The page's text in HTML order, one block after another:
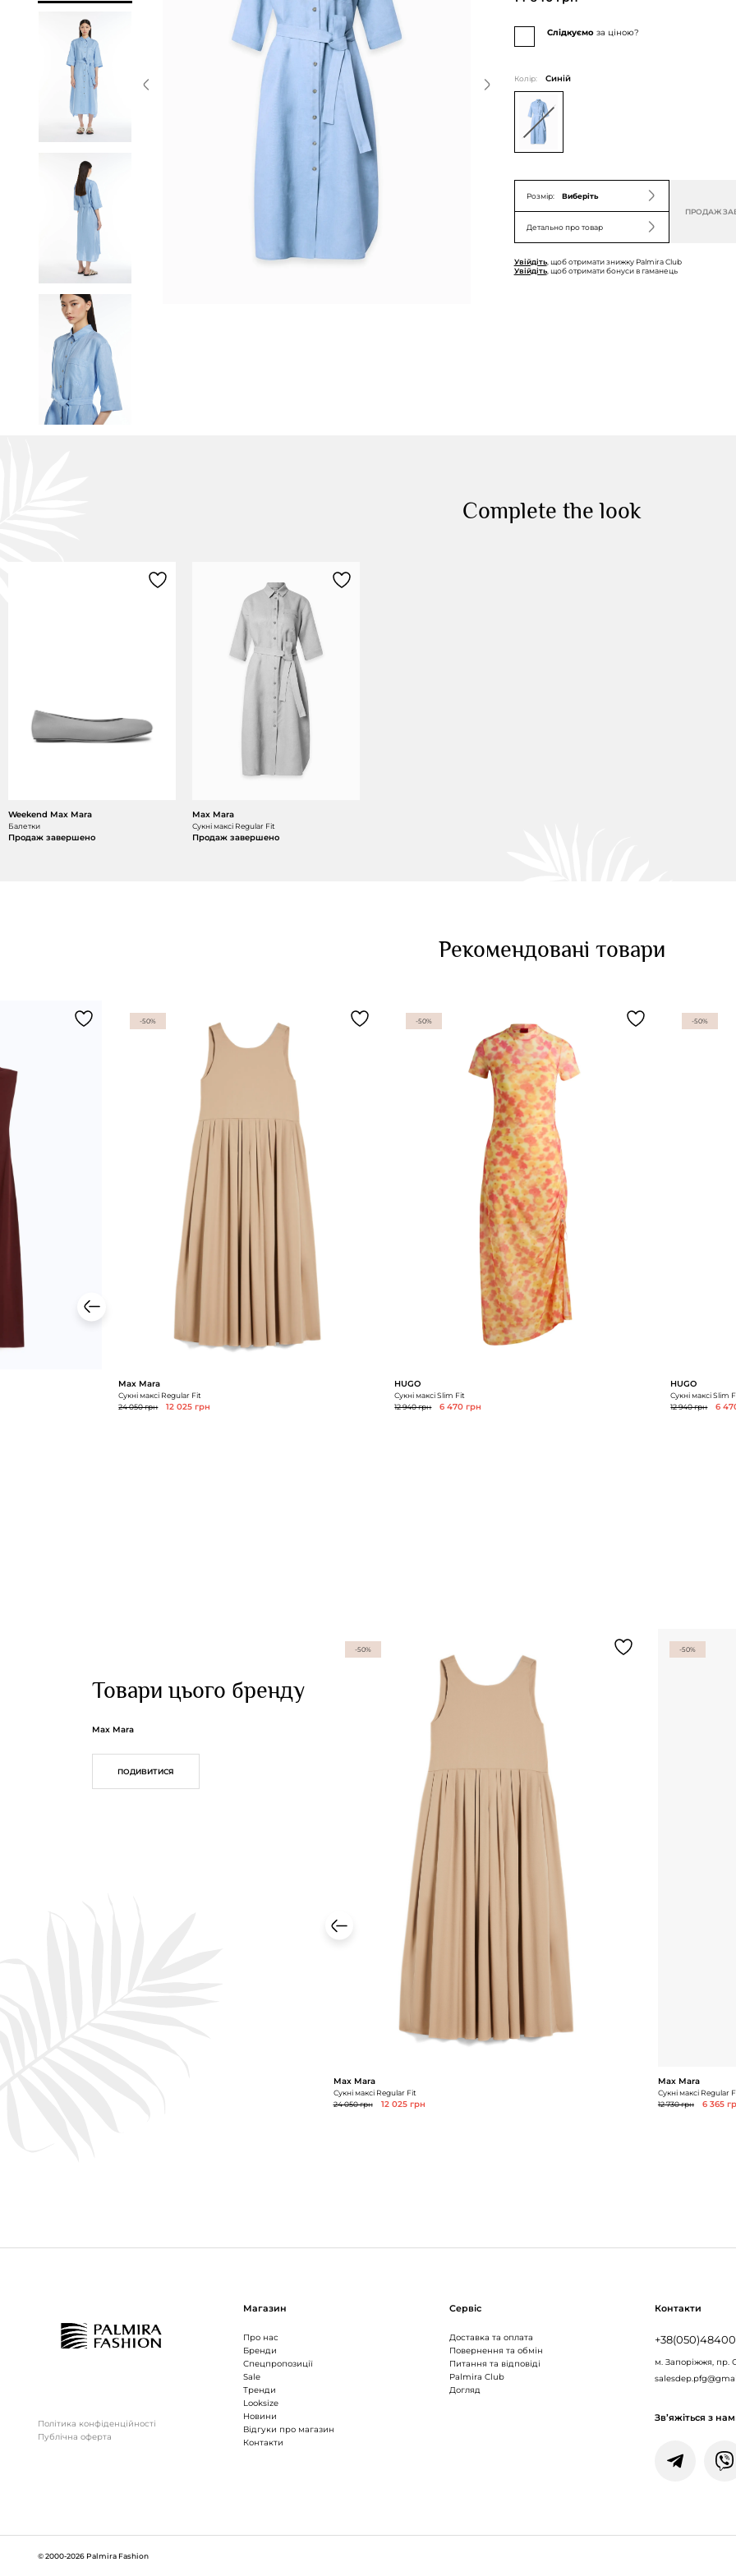
Слідкуємоза ціною?
Колір: Синій
Розмір: Виберіть
Детально про товар
ПРОДАЖ
Увійдіть, щоб отримати знижку Palmira Club
Увійдіть, щоб отримати бонуси в гаманець
Complete the look
Weekend Max Mara
Балетки
Продаж завершено
Max Mara
Сукні максі Regular Fit
Продаж завершено
Рекомендовані товари
-50%
Max Mara
Сукні максі Regular Fit
24 050 грн
12 025 грн
-50%
HUGO
Сукні максі Slim Fit
12 940 грн
6 470 грн
-50%
HUGO
Сукні максі Slim
12 940 грн
6
Товари цього бренду
Max Mara
ПОДИВИТИСЯ
-50%
Max Mara
Сукні максі Regular Fit
24 050 грн
12 025 грн
-50%
Max Mara
Сукні максі Regular
12 730 грн
6 365
Політика конфіденційності
Публічна оферта
Магазин
Про нас
Бренди
Спецпропозиції
Sale
Тренди
Looksize
Новини
Відгуки про магазин
Контакти
Сервіс
Доставка та оплата
Повернення та обмін
Питання та відповіді
Palmira Club
Догляд
Контакти
м. Запоріжжя, пр.
Зв’яжіться з
© 2000-2026 Palmira Fashion